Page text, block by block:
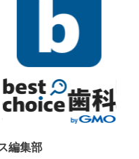
編集部